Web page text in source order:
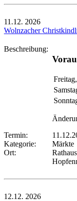
11.12. 2026
Wolnzacher
Beschreibung:
Termin:
Kategorie:
Märkte
Ort:
12.12. 2026